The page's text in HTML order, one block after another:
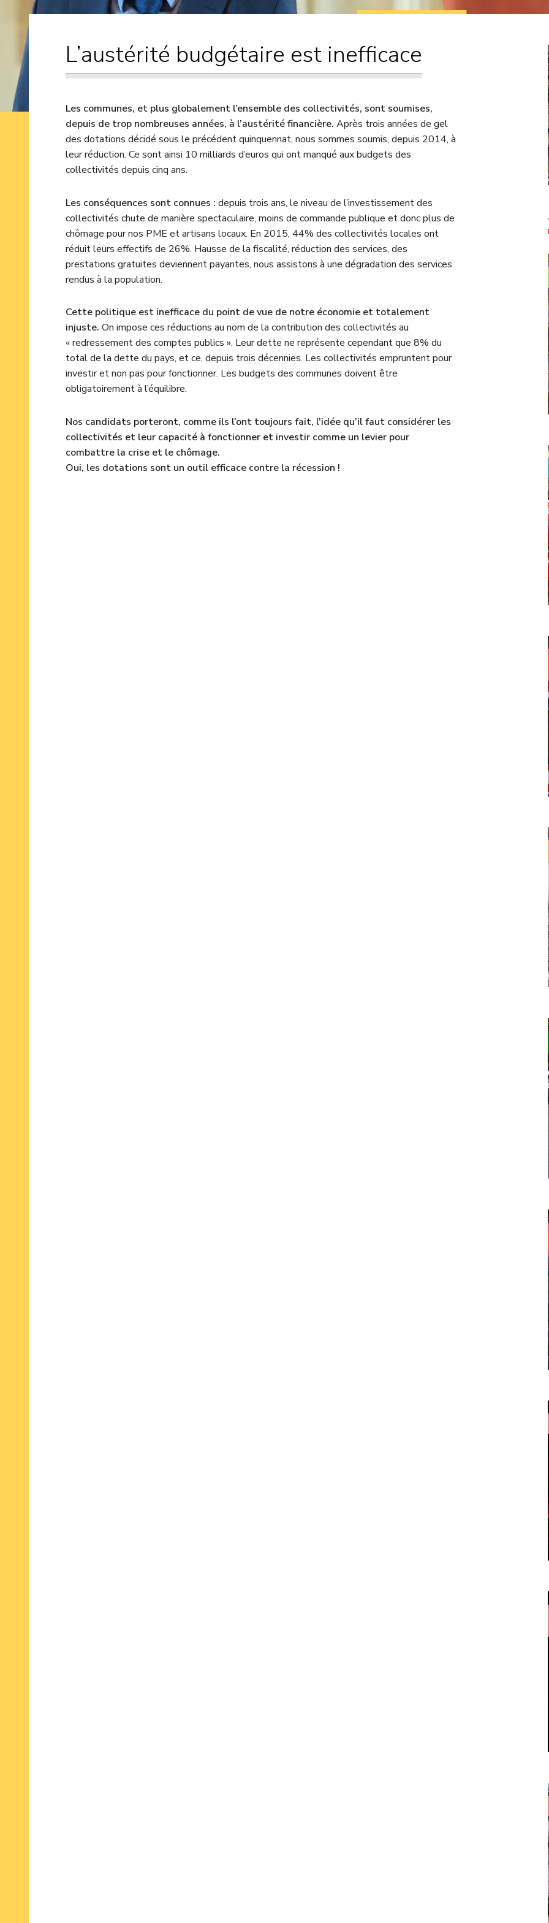
loi
L’austérité budgétaire est inefficace
Les communes, et plus globalement l’ensemble des collectivités, sont soumises,
depuis de trop nombreuses années, à l’austérité financière. Après trois années de gel
des dotations décidé sous le précédent quinquennat, nous sommes soumis, depuis 2014, à
leur réduction. Ce sont ainsi 10 milliards d’euros qui ont manqué aux budgets des
collectivités depuis cinq ans.
Les conséquences sont connues : depuis trois ans, le niveau de l’investissement des
collectivités chute de manière spectaculaire, moins de commande publique et donc plus de
chômage pour nos PME et artisans locaux. En 2015, 44% des collectivités locales ont
réduit leurs effectifs de 26%. Hausse de la fiscalité, réduction des services, des
prestations gratuites deviennent payantes, nous assistons à une dégradation des services
rendus à la population.
Cette politique est inefficace du point de vue de notre économie et totalement
injuste. On impose ces réductions au nom de la contribution des collectivités au
« redressement des comptes publics ». Leur dette ne représente cependant que 8% du
total de la dette du pays, et ce, depuis trois décennies. Les collectivités empruntent pour
investir et non pas pour fonctionner. Les budgets des communes doivent être
obligatoirement à l’équilibre.
Nos candidats porteront, comme ils l’ont toujours fait, l’idée qu’il faut considérer les
collectivités et leur capacité à fonctionner et investir comme un levier pour
combattre la crise et le chômage.
Oui, les dotations sont un outil efficace contre la récession !